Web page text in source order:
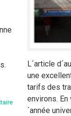
L´article
une
tarifs des
environs.
´année